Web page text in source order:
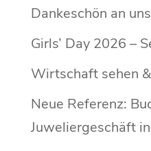
Dankeschön an
Girls’ Day 2026 –
Wirtschaft sehen
Neue Referenz:
Juweliergeschäft